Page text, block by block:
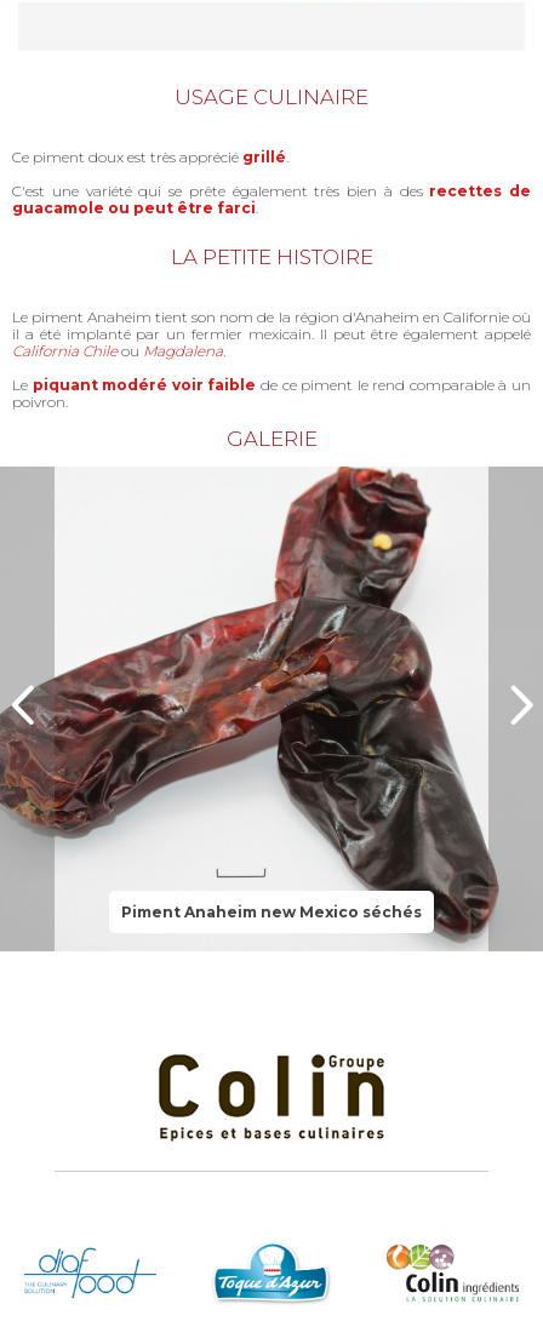
USAGE CULINAIRE
Ce piment doux est très apprécié grillé.
C'est une variété qui se prête également très bien à des recettes de
guacamole ou peut être farci.
LA PETITE HISTOIRE
Le piment Anaheim tient son nom de la région d'Anaheim en Californie où
il a été implanté par un fermier mexicain. Il peut être également appelé
California Chileou Magdalena.
Le piquant modéré voir faible de ce piment le rend comparable à un
poivron.
GALERIE
Piment Anaheim new Mexico séchés